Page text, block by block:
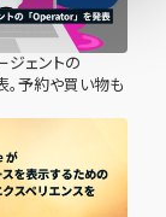
ジェントの
。予約や買い物も